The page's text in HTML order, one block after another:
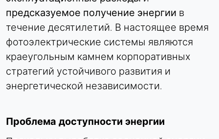
предсказуемое получение энергии в
течение десятилетий. В настоящее время
фотоэлектрические системы являются
краеугольным камнем корпоративных
стратегий устойчивого развития и
энергетической независимости.
Проблема доступности энергии